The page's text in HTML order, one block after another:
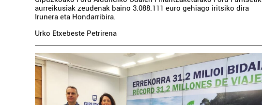
aurreikusiak zeudenak baino 3.088.111 euro gehiago iritsiko dira
Irunera eta Hondarribira.
Urko Etxebeste Petrirena